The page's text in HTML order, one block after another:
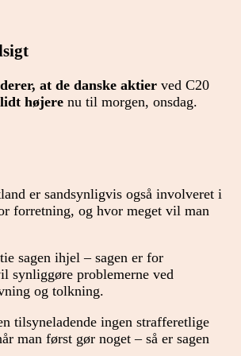
at de danske aktier ved C20
højere nu til morgen, onsdag.
er sandsynligvis også involveret i
forretning, og hvor meget vil man
sagen ihjel – sagen er for
synliggøre problemerne ved
og tolkning.
tilsyneladende ingen strafferetlige
man først gør noget – så er sagen